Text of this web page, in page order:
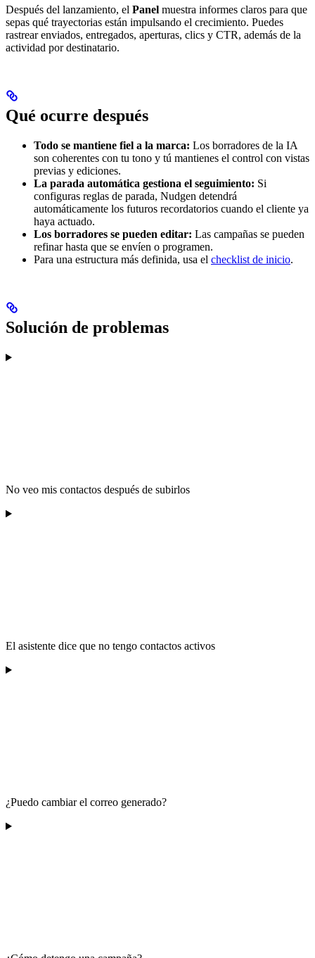
Después del lanzamiento, el Panel muestra informes claros para que
sepas qué trayectorias están impulsando el crecimiento. Puedes
rastrear enviados, entregados, aperturas, clics y CTR, además de la
actividad por destinatario.
Qué ocurre después
Todo se mantiene fiel a la marca: Los borradores de la IA
son coherentes con tu tono y tú mantienes el control con vistas
previas y ediciones.
La parada automática gestiona el seguimiento: Si
configuras reglas de parada, Nudgen detendrá
automáticamente los futuros recordatorios cuando el cliente ya
haya actuado.
Los borradores se pueden editar: Las campañas se pueden
refinar hasta que se envíen o programen.
Para una estructura más definida, usa el checklist de inicio.
Solución de problemas
No veo mis contactos después de subirlos
El asistente dice que no tengo contactos activos
¿Puedo cambiar el correo generado?